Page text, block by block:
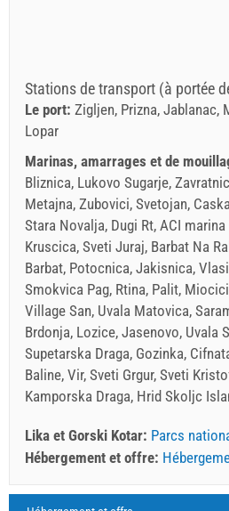
Stations de transport (à portée
Le port: Zigljen, Prizna, Jablanac,
Lopar
Marinas, amarrages et de
Bliznica, Lukovo Sugarje,
Metajna, Zubovici, Svetojan,
Stara Novalja, Dugi Rt, ACI
Kruscica, Sveti Juraj, Barbat Na
Barbat, Potocnica, Jakisnica,
Smokvica Pag, Rtina, Palit,
Village San, Uvala Matovica,
Brdonja, Lozice, Jasenovo, Uvala
Supetarska Draga, Gozinka,
Baline, Vir, Sveti Grgur, Sveti
Kamporska Draga, Hrid Skoljc
Lika et Gorski Kotar: Parcs
Hébergement et offre: